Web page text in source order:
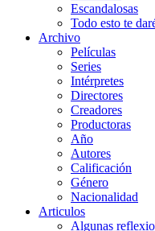
Escandalosas
Todo esto te
Archivo
Películas
Series
Intérpretes
Directores
Creadores
Productoras
Año
Autores
Calificación
Género
Nacionalidad
Articulos
Algunas